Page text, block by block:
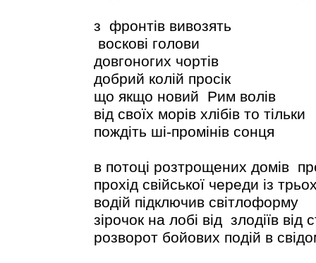
з фронтів вивозять
воскові голови
довгоногих чортів
добрий колій просік
що якщо новий Рим волів
від своїх морів хлібів то тільки
пождіть ші-промінів сонця
в потоці розтрощених домів
прохід свійської череди із
водій підключив світлоформу
зірочок на лобі від злодіїв від
розворот бойових подій в